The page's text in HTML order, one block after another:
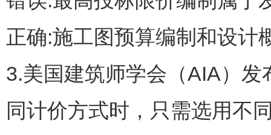
正确:施工图预算编制和设计
3.美国建筑师学会（AIA）
同计价方式时，只需选用不